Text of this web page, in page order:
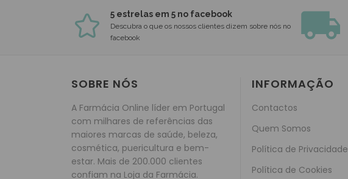
5 estrelas em 5 no facebook
Descubra o que os nossos clientes dizem sobre nós no
facebook
SOBRE NÓS
A Farmácia Online líder em Portugal
com milhares de referências das
maiores marcas de saúde, beleza,
cosmética, puericultura e bem-
estar. Mais de 200.000 clientes
confiam na Loja da Farmácia.
INFORMAÇÃO
Contactos
Quem Somos
Política de Privacidade
Política de Cookies